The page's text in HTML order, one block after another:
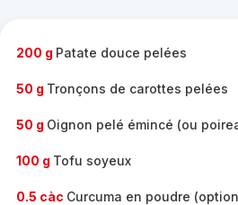
200 g Patate douce pelées
50 g Tronçons de carottes pelées
50 g Oignon pelé émincé (ou
100 g Tofu soyeux
0.5 càc Curcuma en poudre